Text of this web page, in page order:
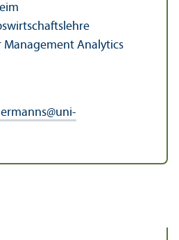
Analytics
@uni-